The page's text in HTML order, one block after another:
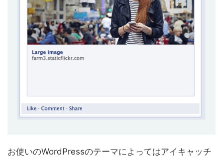
お使いのWordPressのテーマによってはアイキャッチ